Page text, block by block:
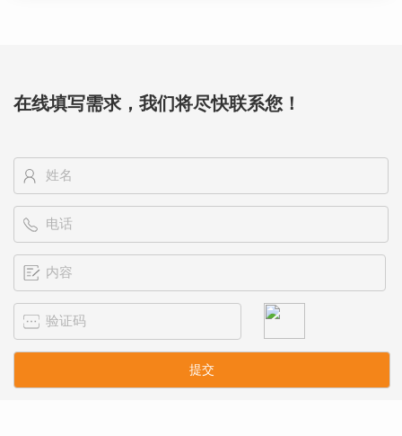
在线填写需求，我们将尽快联系您！